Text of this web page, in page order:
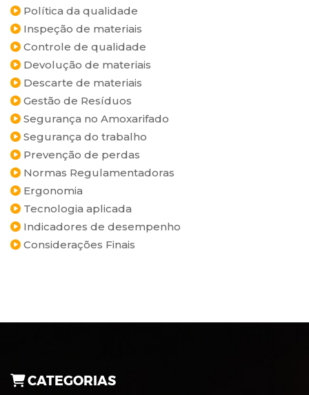
Política da qualidade
Inspeção de materiais
Controle de qualidade
Devolução de materiais
Descarte de materiais
Gestão de Resíduos
Segurança no Amoxarifado
Segurança do trabalho
Prevenção de perdas
Normas Regulamentadoras
Ergonomia
Tecnologia aplicada
Indicadores de desempenho
Considerações Finais
CATEGORIAS